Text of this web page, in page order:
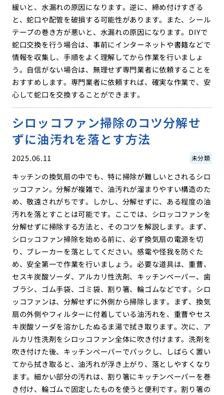
緩いと、水漏れの原因になります。逆に、締め付けすぎる
と、蛇口や配管を破損する可能性があります。また、シール
テープの巻き方が悪いと、水漏れの原因になります。DIYで
蛇口交換を行う場合は、事前にインターネットや書籍などで
情報を収集し、手順をよく理解してから作業を行いましょ
う。自信がない場合は、無理せず専門業者に依頼することを
おすすめします。専門業者に依頼すれば、確実な作業で、安
心して蛇口を交換することができます。
シロッコファン掃除のコツ分解せ
ずに油汚れを落とす方法
2025.06.11 未分類
キッチンの換気扇の中でも、特に掃除が難しいとされるシロ
ッコファン。分解が複雑で、油汚れが溜まりやすい構造のた
め、敬遠されがちです。しかし、分解せずに、ある程度の油
汚れを落とすことは可能です。ここでは、シロッコファンを
分解せずに掃除する方法と、そのコツを解説します。まず、
シロッコファン掃除を始める前に、必ず換気扇の電源を切
り、ブレーカーを落としてください。感電や怪我を防ぐた
め、安全第一で作業を行いましょう。必要な道具は、重曹、
セスキ炭酸ソーダ、アルカリ性洗剤、キッチンペーパー、歯
ブラシ、ゴム手袋、ゴミ袋、割り箸、輪ゴムなどです。シロ
ッコファンは、分解せずに外側から掃除します。まず、換気
扇の外側やフィルターに付着している油汚れを、重曹やセス
キ炭酸ソーダを溶かしたぬるま湯で拭き取ります。次に、ア
ルカリ性洗剤をシロッコファン全体に吹き付けます。洗剤を
吹き付けた後、キッチンペーパーでパックし、しばらく置い
てから拭き取ると、油汚れが浮き上がり、落としやすくなり
ます。細かい部分の汚れは、割り箸にキッチンペーパーを巻
き付け、輪ゴムで固定したものを使うと便利です。割り箸の